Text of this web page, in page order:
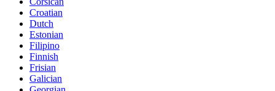
Croatian
Dutch
Estonian
Filipino
Finnish
Frisian
Galician